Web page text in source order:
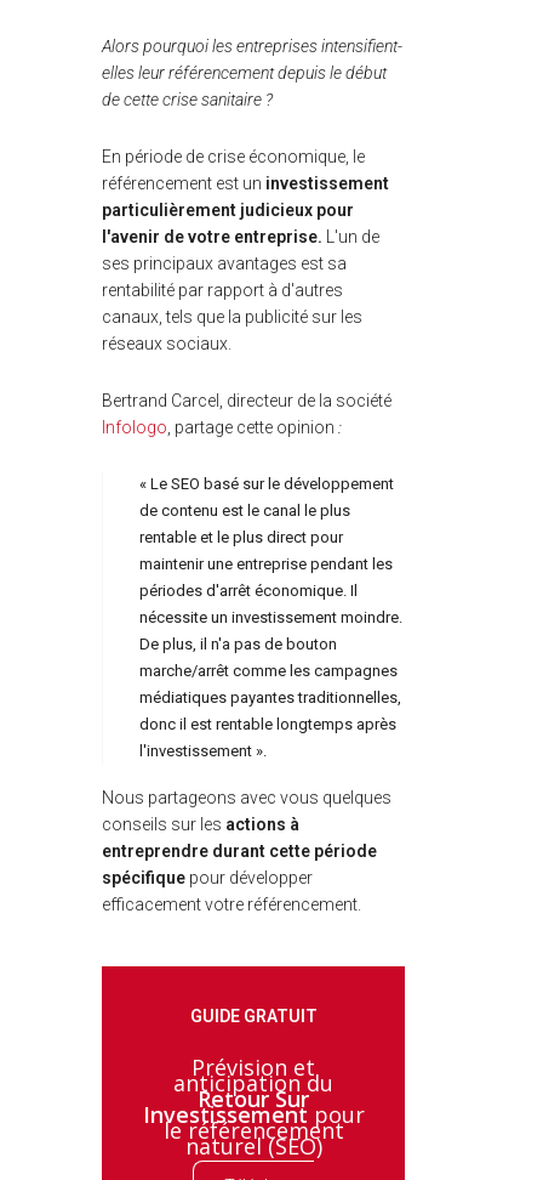
Alors pourquoi les entreprises intensifient-
elles leur référencement depuis le début
de cette crise sanitaire ?
En période de crise économique, le
référencement est un investissement
particulièrement judicieux pour
l'avenir de votre entreprise. L'un de
ses principaux avantages est sa
rentabilité par rapport à d'autres
canaux, tels que la publicité sur les
réseaux sociaux.
Bertrand Carcel, directeur de la société
Infologo , partage cette opinion :
« Le SEO basé sur le développement
de contenu est le canal le plus
rentable et le plus direct pour
maintenir une entreprise pendant les
périodes d'arrêt économique. Il
nécessite un investissement moindre.
De plus, il n'a pas de bouton
marche/arrêt comme les campagnes
médiatiques payantes traditionnelles,
donc il est rentable longtemps après
l'investissement ».
Nous partageons avec vous quelques
conseils sur les actions à
entreprendre durant cette période
spécifique pour développer
efficacement votre référencement.
GUIDE GRATUIT
Prévision et
anticipation du
Retour Sur
Investissement pour
le référencement
naturel (SEO)